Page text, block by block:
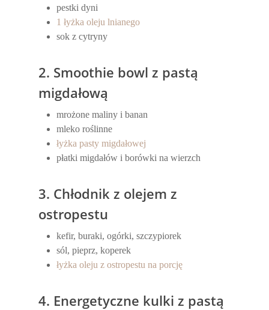
pestki dyni
1 łyżka oleju lnianego
sok z cytryny
2. Smoothie bowl z pastą
migdałową
mrożone maliny i banan
mleko roślinne
łyżka pasty migdałowej
płatki migdałów i borówki na wierzch
3. Chłodnik z olejem z
ostropestu
kefir, buraki, ogórki, szczypiorek
sól, pieprz, koperek
łyżka oleju z ostropestu na porcję
4. Energetyczne kulki z pastą